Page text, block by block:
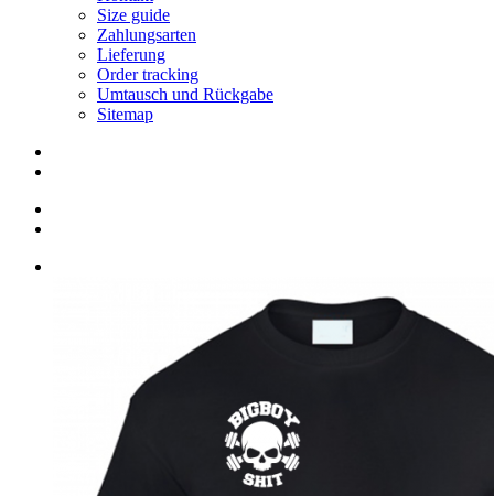
Size guide
Zahlungsarten
Lieferung
Order tracking
Umtausch und Rückgabe
Sitemap